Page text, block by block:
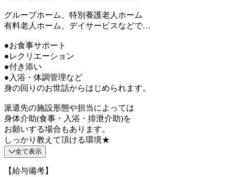
グループホーム、特別養護老人ホーム
有料老人ホーム、デイサービスなどで…
●お食事サポート
●レクリエーション
●付き添い
●入浴・体調管理など
身の回りのお世話からはじめられます。
派遣先の施設形態や担当によっては
身体介助(食事・入浴・排泄介助)を
お願いする場合もあります。
しっかり教えて頂ける環境★
全て表示
【給与備考】